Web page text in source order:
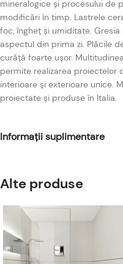
mineralogice și procesului de
modificări în timp. Lastrele
foc, îngheț și umiditate.
aspectul din prima zi. Plăcile
curăță foarte ușor.
permite realizarea proiectelor
interioare și exterioare unice.
proiectate și produse în Italia.
Informații suplimentare
Alte produse